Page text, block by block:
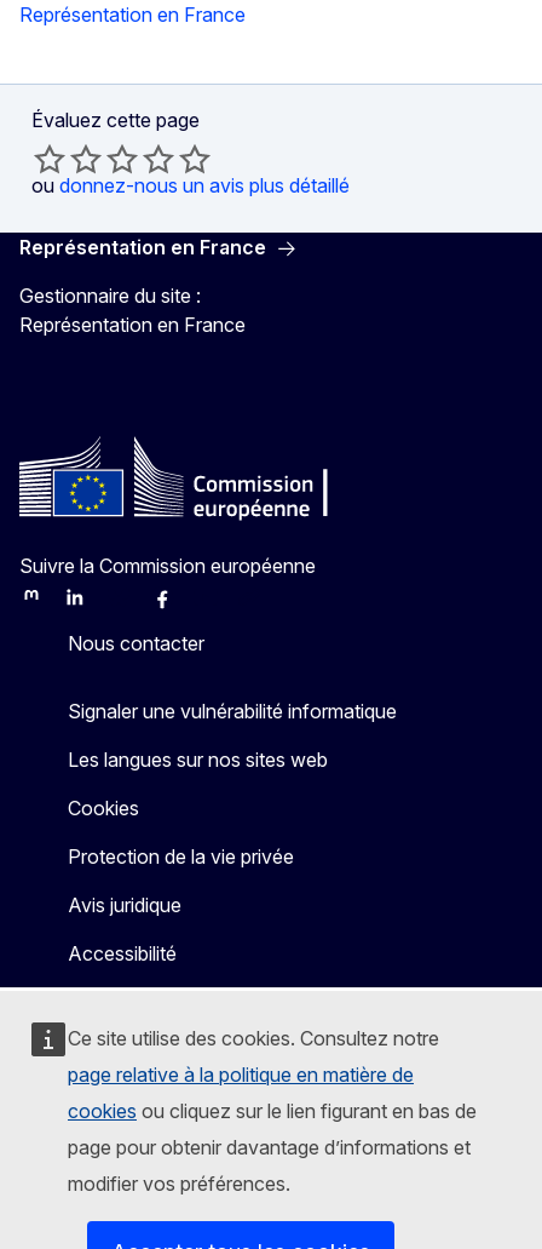
Ce site utilise des cookies. Consultez notre
page relative à la politique en matière de
cookies ou cliquez sur le lien figurant en bas de
page pour obtenir davantage d’informations et
modifier vos préférences.
Représentation en France
Évaluez cette page
ou donnez-nous un avis plus détaillé
Représentation en France
Gestionnaire du site :
Représentation en France
Suivre la Commission européenne
MastodonLinkedInBlueskyFacebook
Nous contacter
Signaler une vulnérabilité informatique
Les langues sur nos sites web
Cookies
Protection de la vie privée
Avis juridique
Accessibilité